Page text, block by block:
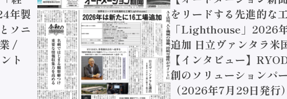
年製
ソニ
/
ト
をリードする先進的な
「Lighthouse」2026
追加 日立ヴァンタラ米
【インタビュー】
創のソリューションパ
（2026年7月29日発行）